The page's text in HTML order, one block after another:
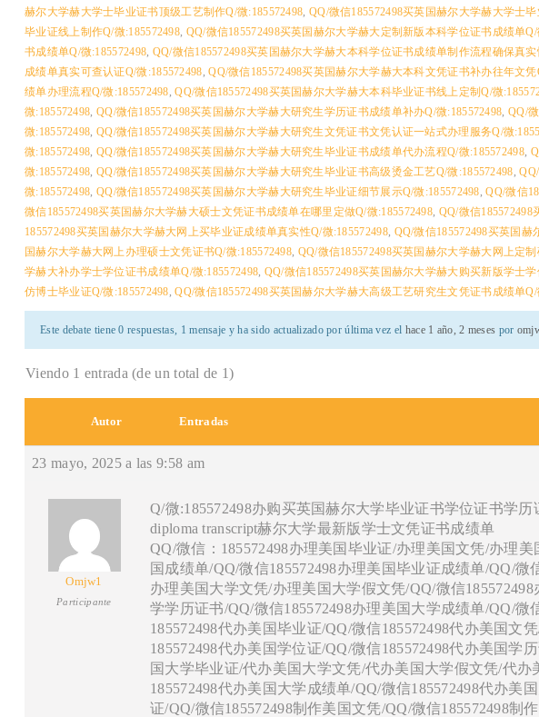
赫尔大学赫大学士毕业证书顶级工艺制作Q/微:185572498, QQ/微信185572498买英国赫尔大学赫大学士
毕业证线上制作Q/微:185572498, QQ/微信185572498买英国赫尔大学赫大定制新版本科学位证书成绩单Q/
书成绩单Q/微:185572498, QQ/微信185572498买英国赫尔大学赫大本科学位证书成绩单制作流程确保真实
成绩单真实可查认证Q/微:185572498,QQ/微信185572498买英国赫尔大学赫大本科文凭证书补办往年文凭
绩单办理流程Q/微:185572498,QQ/微信185572498买英国赫尔大学赫大本科毕业证书线上定制Q/微
微:185572498, QQ/微信185572498买英国赫尔大学赫大研究生学历证书成绩单补办Q/微:185572498, QQ/
微:185572498, QQ/微信185572498买英国赫尔大学赫大研究生文凭证书文凭认证一站式办理服务Q/微
微:185572498, QQ/微信185572498买英国赫尔大学赫大研究生毕业证书成绩单代办流程Q/微:185572498,
微:185572498, QQ/微信185572498买英国赫尔大学赫大研究生毕业证书高级烫金工艺Q/微:185572498,
微:185572498, QQ/微信185572498买英国赫尔大学赫大研究生毕业证细节展示Q/微:185572498,QQ/微信
微信185572498买英国赫尔大学赫大硕士文凭证书成绩单在哪里定做Q/微:185572498, QQ/微信
185572498买英国赫尔大学赫大网上买毕业证成绩单真实性Q/微:185572498, QQ/微信185572498买英国
国赫尔大学赫大网上办理硕士文凭证书Q/微:185572498, QQ/微信185572498买英国赫尔大学赫大网上定
学赫大补办学士学位证书成绩单Q/微:185572498, QQ/微信185572498买英国赫尔大学赫大购买新版学士
仿博士毕业证Q/微:185572498,QQ/微信185572498买英国赫尔大学赫大高级工艺研究生文凭证书成绩单Q/
Este debate tiene 0 respuestas, 1 mensaje y ha sido actualizado por última vez el hace 1 año, 2 meses por
Viendo 1 entrada (de un total de 1)
Autor Entradas
23 mayo, 2025 a las 9:58 am
Omjw1
Participante
Q/微:185572498办购买英国赫尔大学毕业证书学位证书学
diploma transcript赫尔大学最新版学士文凭证书成绩单
QQ/微信：185572498办理美国毕业证/办理美国文凭/办理
国成绩单/QQ/微信185572498办理美国毕业证成绩单/QQ/微
办理美国大学文凭/办理美国大学假文凭/QQ/微信
学学历证书/QQ/微信185572498办理美国大学成绩单/QQ/
185572498代办美国毕业证/QQ/微信185572498代办美国文
185572498代办美国学位证/QQ/微信185572498代办美国
国大学毕业证/代办美国大学文凭/代办美国大学假文凭/代
185572498代办美国大学成绩单/QQ/微信185572498代办美
证/QQ/微信185572498制作美国文凭/QQ/微信185572498